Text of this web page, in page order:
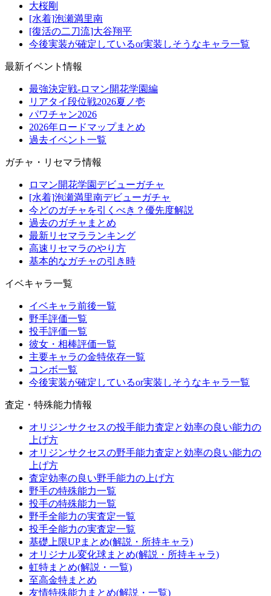
大桜剛
[水着]泡瀬満里南
[復活の二刀流]大谷翔平
今後実装が確定しているor実装しそうなキャラ一覧
最新イベント情報
最強決定戦-ロマン開花学園編
リアタイ段位戦2026夏ノ壱
パワチャン2026
2026年ロードマップまとめ
過去イベント一覧
ガチャ・リセマラ情報
ロマン開花学園デビューガチャ
[水着]泡瀬満里南デビューガチャ
今どのガチャを引くべき？優先度解説
過去のガチャまとめ
最新リセマラランキング
高速リセマラのやり方
基本的なガチャの引き時
イベキャラ一覧
イベキャラ前後一覧
野手評価一覧
投手評価一覧
彼女・相棒評価一覧
主要キャラの金特依存一覧
コンボ一覧
今後実装が確定しているor実装しそうなキャラ一覧
査定・特殊能力情報
オリジンサクセスの投手能力査定と効率の良い能力の
上げ方
オリジンサクセスの野手能力査定と効率の良い能力の
上げ方
査定効率の良い野手能力の上げ方
野手の特殊能力一覧
投手の特殊能力一覧
野手全能力の実査定一覧
投手全能力の実査定一覧
基礎上限UPまとめ(解説・所持キャラ)
オリジナル変化球まとめ(解説・所持キャラ)
虹特まとめ(解説・一覧)
至高金特まとめ
友情特殊能力まとめ(解説・一覧)